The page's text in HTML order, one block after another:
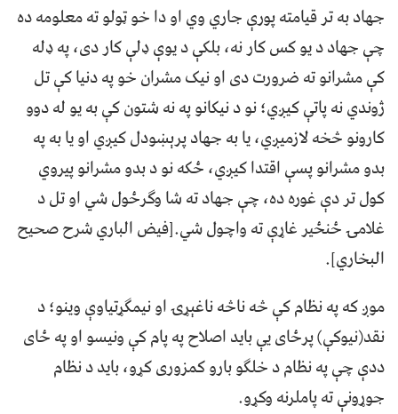
جهاد به تر قيامته پورې جاري وي او دا خو ټولو ته معلومه ده
چې جهاد د یو کس کار نه، بلکې د يوې ډلې کار دی، په ډله
کې مشرانو ته ضرورت دی او نیک مشران خو په دنيا کې تل
ژوندي نه پاتې کیږي؛ نو د نیکانو په نه شتون کې به یو له دوو
کارونو څخه لازميږي، یا به جهاد پرېښودل کیږي او يا به په
بدو مشرانو پسې اقتدا کیږي، ځکه نو د بدو مشرانو پيروي
کول تر دې غوره ده، چې جهاد ته شا وګرځول شي او تل د
غلامۍ ځنځير غاړې ته واچول شي.[فيض الباري شرح صحيح
البخاري].
موږ که په نظام کې څه ناڅه ناغېړۍ او نیمګړتیاوې وينو؛ د
نقد(نیوکې) پرځای یې بايد اصلاح په پام کې ونیسو او په ځاى
ددې چې په نظام د خلګو بارو کمزوری کړو، بايد د نظام
جوړونې ته پاملرنه وکړو.